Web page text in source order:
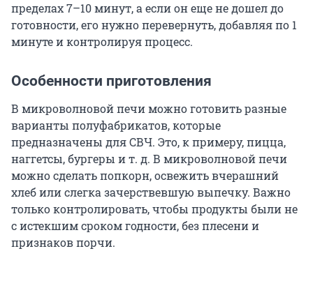
пределах 7–10 минут, а если он еще не дошел до
готовности, его нужно перевернуть, добавляя по 1
минуте и контролируя процесс.
Особенности приготовления
В микроволновой печи можно готовить разные
варианты полуфабрикатов, которые
предназначены для СВЧ. Это, к примеру, пицца,
наггетсы, бургеры и т. д. В микроволновой печи
можно сделать попкорн, освежить вчерашний
хлеб или слегка зачерствевшую выпечку. Важно
только контролировать, чтобы продукты были не
с истекшим сроком годности, без плесени и
признаков порчи.